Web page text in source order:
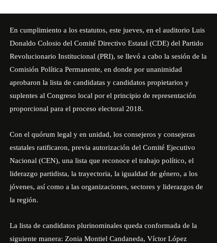
En cumplimiento a los estatutos, este jueves, en el auditorio Luis
Donaldo Colosio del Comité Directivo Estatal (CDE) del Partido
Revolucionario Institucional (PRI), se llevó a cabo la sesión de la
Comisión Política Permanente, en donde por unanimidad
aprobaron la lista de candidatas y candidatos propietarios y
suplentes al Congreso local por el principio de representación
proporcional para el proceso electoral 2018.
Con el quórum legal y en unidad, los consejeros y consejeras
estatales ratificaron, previa autorización del Comité Ejecutivo
Nacional (CEN), una lista que reconoce el trabajo político, el
liderazgo partidista, la trayectoria, la igualdad de género, a los
jóvenes, así como a las organizaciones, sectores y liderazgos de
la región.
La lista de candidatos plurinominales queda conformada de la
siguiente manera: Zonia Montiel Candaneda, Víctor López